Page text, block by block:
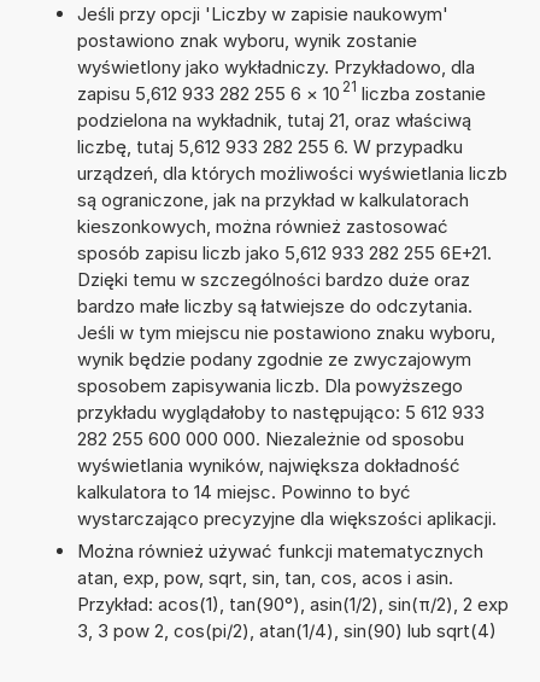
Jeśli przy opcji 'Liczby w zapisie naukowym'
postawiono znak wyboru, wynik zostanie
wyświetlony jako wykładniczy. Przykładowo, dla
zapisu 5,612 933 282 255 6 × 10 21 liczba zostanie
podzielona na wykładnik, tutaj 21, oraz właściwą
liczbę, tutaj 5,612 933 282 255 6. W przypadku
urządzeń, dla których możliwości wyświetlania liczb
są ograniczone, jak na przykład w kalkulatorach
kieszonkowych, można również zastosować
sposób zapisu liczb jako 5,612 933 282 255 6E+21.
Dzięki temu w szczególności bardzo duże oraz
bardzo małe liczby są łatwiejsze do odczytania.
Jeśli w tym miejscu nie postawiono znaku wyboru,
wynik będzie podany zgodnie ze zwyczajowym
sposobem zapisywania liczb. Dla powyższego
przykładu wyglądałoby to następująco: 5 612 933
282 255 600 000 000. Niezależnie od sposobu
wyświetlania wyników, największa dokładność
kalkulatora to 14 miejsc. Powinno to być
wystarczająco precyzyjne dla większości aplikacji.
Można również używać funkcji matematycznych
atan, exp, pow, sqrt, sin, tan, cos, acos i asin.
Przykład: acos(1), tan(90°), asin(1/2), sin(π/2), 2 exp
3, 3 pow 2, cos(pi/2), atan(1/4), sin(90) lub sqrt(4)